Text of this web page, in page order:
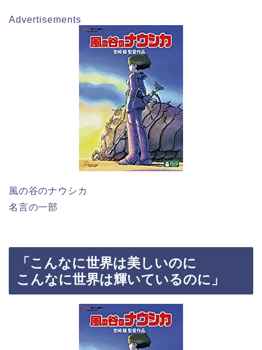
Advertisements
風の谷のナウシカ
名言の一部
「こんなに世界は美しいのに
こんなに世界は輝いているのに」